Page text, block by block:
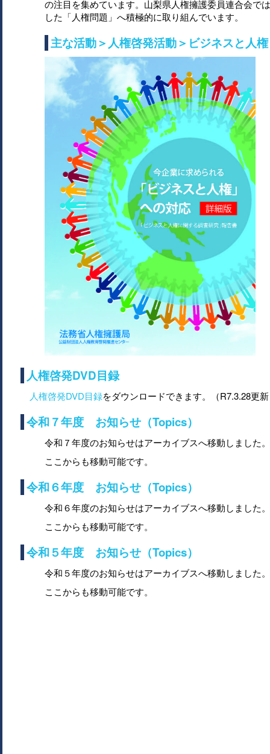
の注目を集めています。山梨県人権擁護委員連合会で
した「人権問題」へ積極的に取り組んでいます。
主な活動＞人権啓発活動＞ビジネスと人権
人権啓発DVD目録
人権啓発DVD目録をダウンロードできます。（R7.3.28更
令和７年度 お知らせ（Topics）
令和７年度のお知らせはアーカイブスへ移動しました。
ここからも移動可能です。
令和６年度 お知らせ（Topics）
令和６年度のお知らせはアーカイブスへ移動しました。
ここからも移動可能です。
令和５年度 お知らせ（Topics）
令和５年度のお知らせはアーカイブスへ移動しました。
ここからも移動可能です。